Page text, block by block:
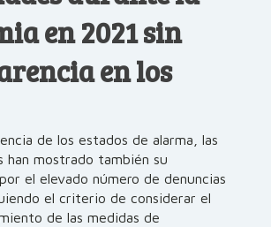
en 2021 sin
en los
de los estados de alarma, las
han mostrado también su
el elevado número de denuncias
el criterio de considerar el
de las medidas de